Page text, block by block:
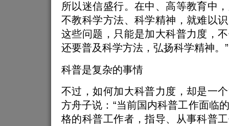
所以迷信盛行。在中、高等教育中
不教科学方法、科学精神，就难以
这些问题，只能是加大科普力度，
还要普及科学方法，弘扬科学精神。”
科普是复杂的事情
不过，如何加大科普力度，却是一
方舟子说：“当前国内科普工作面临
格的科普工作者，指导、从事科普